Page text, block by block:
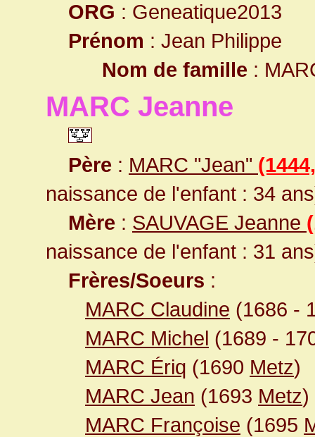
ORG : Geneatique2013
Prénom : Jean Philippe
Nom de famille :
MARC Jeanne
Père : MARC "Jean"
naissance de l'enfant : 34
Mère : SAUVAGE Jeanne
naissance de l'enfant : 31
Frères/Soeurs :
MARC Claudine (1686 -
MARC Michel (1689 -
MARC Ériq (1690 Metz)
MARC Jean (1693 Metz)
MARC Françoise (1695